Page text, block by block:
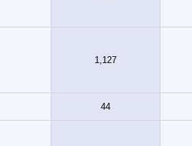
1,127
44